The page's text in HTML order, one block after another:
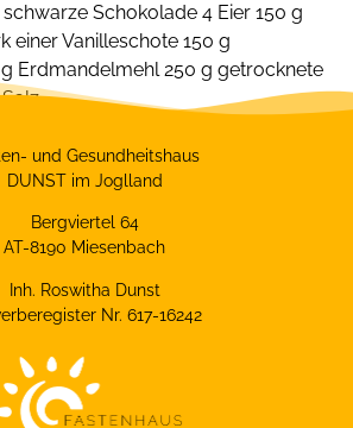
Schokolade 4 Eier 150 g
einer Vanilleschote 150 g
Erdmandelmehl 250 g getrocknete
und Gesundheitshaus
DUNST im Joglland
Bergviertel 64
AT-8190 Miesenbach
Inh. Roswitha Dunst
Nr. 617-16242